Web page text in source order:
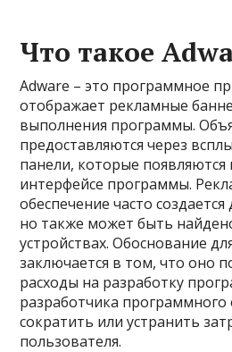
Что такое
Adware – это программное
отображает рекламные
выполнения программы.
предоставляются через
панели, которые
интерфейсе программы.
обеспечение часто
но также может быть
устройствах. Обоснование
заключается в том, что оно
расходы на разработку
разработчика программного
сократить или устранить
пользователя.